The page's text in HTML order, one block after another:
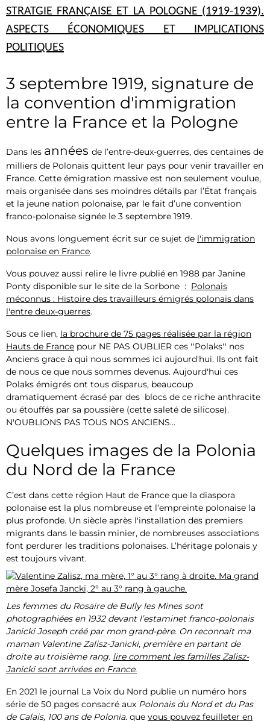
STRATGIE FRANÇAISE ET LA POLOGNE (1919-1939).
ASPECTS ÉCONOMIQUES ET IMPLICATIONS
POLITIQUES
3 septembre 1919, signature de
la convention d'immigration
entre la France et la Pologne
Dans les années de l’entre-deux-guerres, des centaines de
milliers de Polonais quittent leur pays pour venir travailler en
France. Cette émigration massive est non seulement voulue,
mais organisée dans ses moindres détails par l’État français
et la jeune nation polonaise, par le fait d’une convention
franco-polonaise signée le 3 septembre 1919.
Nous avons longuement écrit sur ce sujet de l'immigration
polonaise en France.
Vous pouvez aussi relire le livre publié en 1988 par Janine
Ponty disponible sur le site de la Sorbone : Polonais
méconnus : Histoire des travailleurs émigrés polonais dans
l'entre deux-guerres.
Sous ce lien, la brochure de 75 pages réalisée par la région
Hauts de France pour NE PAS OUBLIER ces ''Polaks'' nos
Anciens grace à qui nous sommes ici aujourd'hui. Ils ont fait
de nous ce que nous sommes devenus. Aujourd'hui ces
Polaks émigrés ont tous disparus, beaucoup
dramatiquement écrasé par des blocs de ce riche anthracite
ou étouffés par sa poussière (cette saleté de silicose).
N'OUBLIONS PAS TOUS NOS ANCIENS...
Quelques images de la Polonia
du Nord de la France
C’est dans cette région Haut de France que la diaspora
polonaise est la plus nombreuse et l’empreinte polonaise la
plus profonde. Un siècle après l'installation des premiers
migrants dans le bassin minier, de nombreuses associations
font perdurer les traditions polonaises. L’héritage polonais y
est toujours vivant.
Les femmes du Rosaire de Bully les Mines sont
photographiées en 1932 devant l’estaminet franco-polonais
Janicki Joseph créé par mon grand-père. On reconnait ma
maman Valentine Zalisz-Janicki, première en partant de
droite au troisième rang. lire comment les familles Zalisz-
Janicki sont arrivées en France.
En 2021 le journal La Voix du Nord publie un numéro hors
série de 50 pages consacré aux Polonais du Nord et du Pas
de Calais, 100 ans de Polonia. que vous pouvez feuilleter en